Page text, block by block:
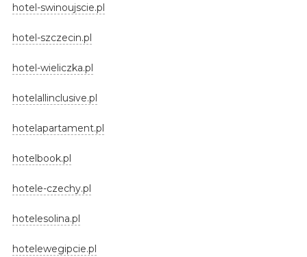
hotel-swinoujscie.pl
hotel-szczecin.pl
hotel-wieliczka.pl
hotelallinclusive.pl
hotelapartament.pl
hotelbook.pl
hotele-czechy.pl
hotelesolina.pl
hotelewegipcie.pl